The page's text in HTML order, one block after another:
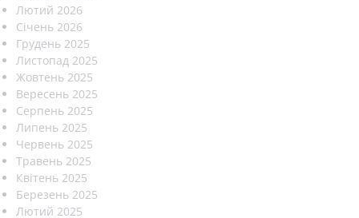
Лютий 2026
Січень 2026
Грудень 2025
Листопад 2025
Жовтень 2025
Вересень 2025
Серпень 2025
Липень 2025
Червень 2025
Травень 2025
Квітень 2025
Березень 2025
Лютий 2025